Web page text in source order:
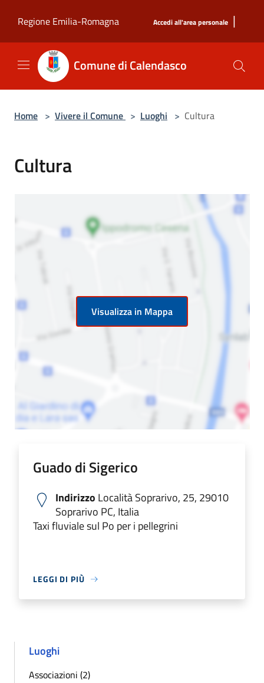
Regione Emilia-Romagna
Accedi all'area personale |
Comune di Calendasco
Home > Vivere il Comune > Luoghi > Cultura
Cultura
Visualizza in Mappa
Guado di Sigerico
Indirizzo Località Soprarivo, 25, 29010
Soprarivo PC, Italia
Taxi fluviale sul Po per i pellegrini
LEGGI DI PIÙ
Luoghi
Associazioni (2)